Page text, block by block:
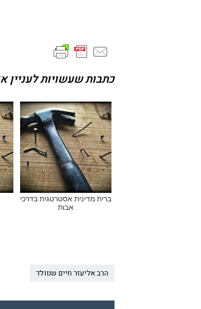
כתבות שעשויות לעניין
ברית מדינית אסטרטגית בדרכי
אבות
הרב אליעזר חיים שנוולד